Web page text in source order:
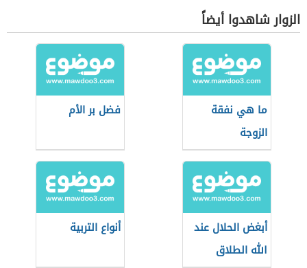
الزوار شاهدوا أيضاً
ما هي نفقة
الزوجة
فضل بر الأم
أبغض الحلال عند
الله الطلاق
أنواع التربية